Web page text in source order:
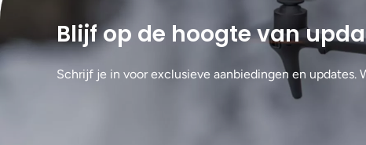
Blijf op de hoogte van
Schrijf je in voor exclusieve aanbiedingen en updates.